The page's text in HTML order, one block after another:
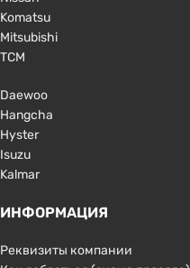
Komatsu
Mitsubishi
TCM
Daewoo
Hangcha
Hyster
Isuzu
Kalmar
ИНФОРМАЦИЯ
Реквизиты компании